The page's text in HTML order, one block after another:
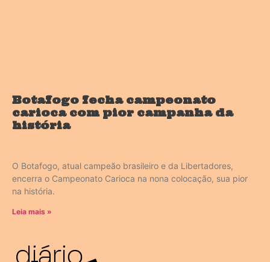
Botafogo fecha campeonato
carioca com pior campanha da
história
O Botafogo, atual campeão brasileiro e da Libertadores,
encerra o Campeonato Carioca na nona colocação, sua pior
na história.
Leia mais »